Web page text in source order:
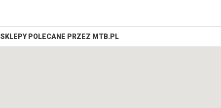
SKLEPY POLECANE PRZEZ MTB.PL